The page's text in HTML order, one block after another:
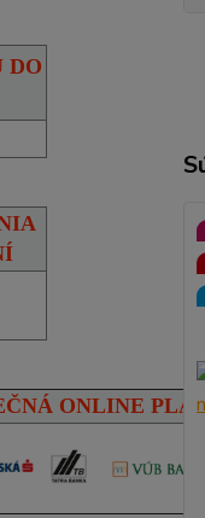
DO
ONLINE